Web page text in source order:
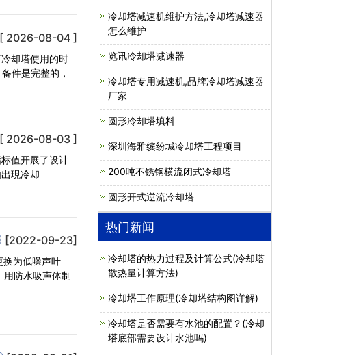
[ 2026-08-04 ]
却塔使用的时
件是完整的，
[ 2026-08-03 ]
值开展了设计
現冷却
[2022-09-23]
为低噪声叶
防水吸声体制
冷却塔减速机维护方法,冷却塔减速器
怎么维护
览讯冷却塔减速器
冷却塔专用减速机,品牌冷却塔减速器
厂家
圆形冷却塔填料
深圳海雅缤纷城冷却塔工程项目
200吨不锈钢横流闭式冷却塔
圆形开式逆流冷却塔
热门新闻
冷却塔的热力过程及计算公式(冷却塔
散热量计算方法)
冷却塔工作原理(冷却塔结构图详解)
冷却塔是否需要有水池的配置？(冷却
塔底部需要设计水池吗)